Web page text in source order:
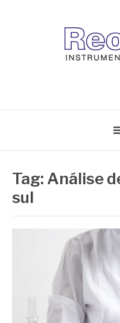
Tag: Análise
sul